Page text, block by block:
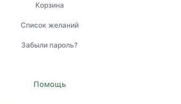
Корзина
Список желаний
Забыли пароль?
Помощь